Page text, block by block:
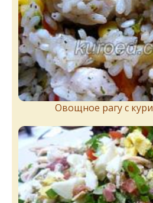
Овощное рагу с